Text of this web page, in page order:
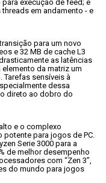
execução de feed; e
em andamento - e
para um novo
e 32 MB de cache L3
as latências
da matriz um
sensíveis à
dessa
direto ao dobro do
e o complexo
para jogos de PC.
Serie 3000 para a
de melhor desempenho
com “Zen 3”,
do mundo para jogos